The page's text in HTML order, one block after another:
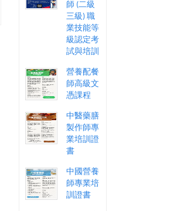
師 (二級
三級) 職
業技能等
級認定考
試與培訓
營養配餐
師高級文
憑課程
中醫藥膳
製作師專
業培訓證
書
中國營養
師專業培
訓證書